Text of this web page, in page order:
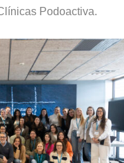
Podoactiva.